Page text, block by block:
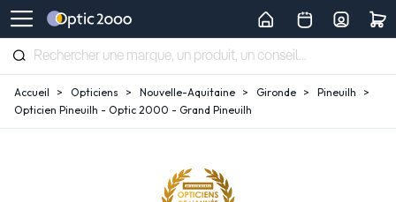
Accueil Opticiens Nouvelle-Aquitaine Gironde
Pineuilh
Opticien Pineuilh - Optic 2000 - Grand Pineuilh